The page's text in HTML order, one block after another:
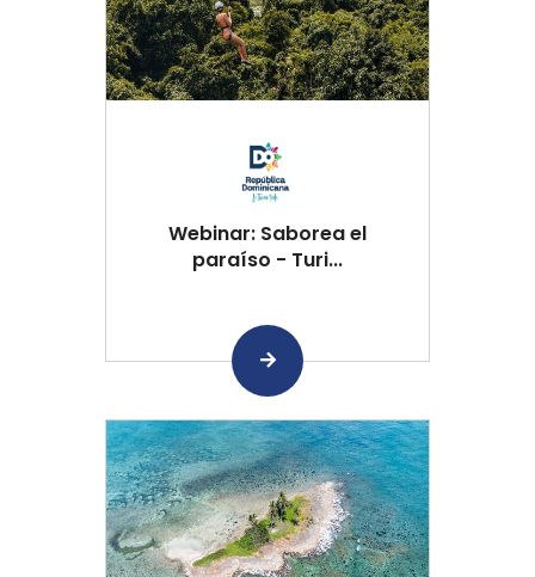
Webinar: Saborea el
paraíso - Turi...